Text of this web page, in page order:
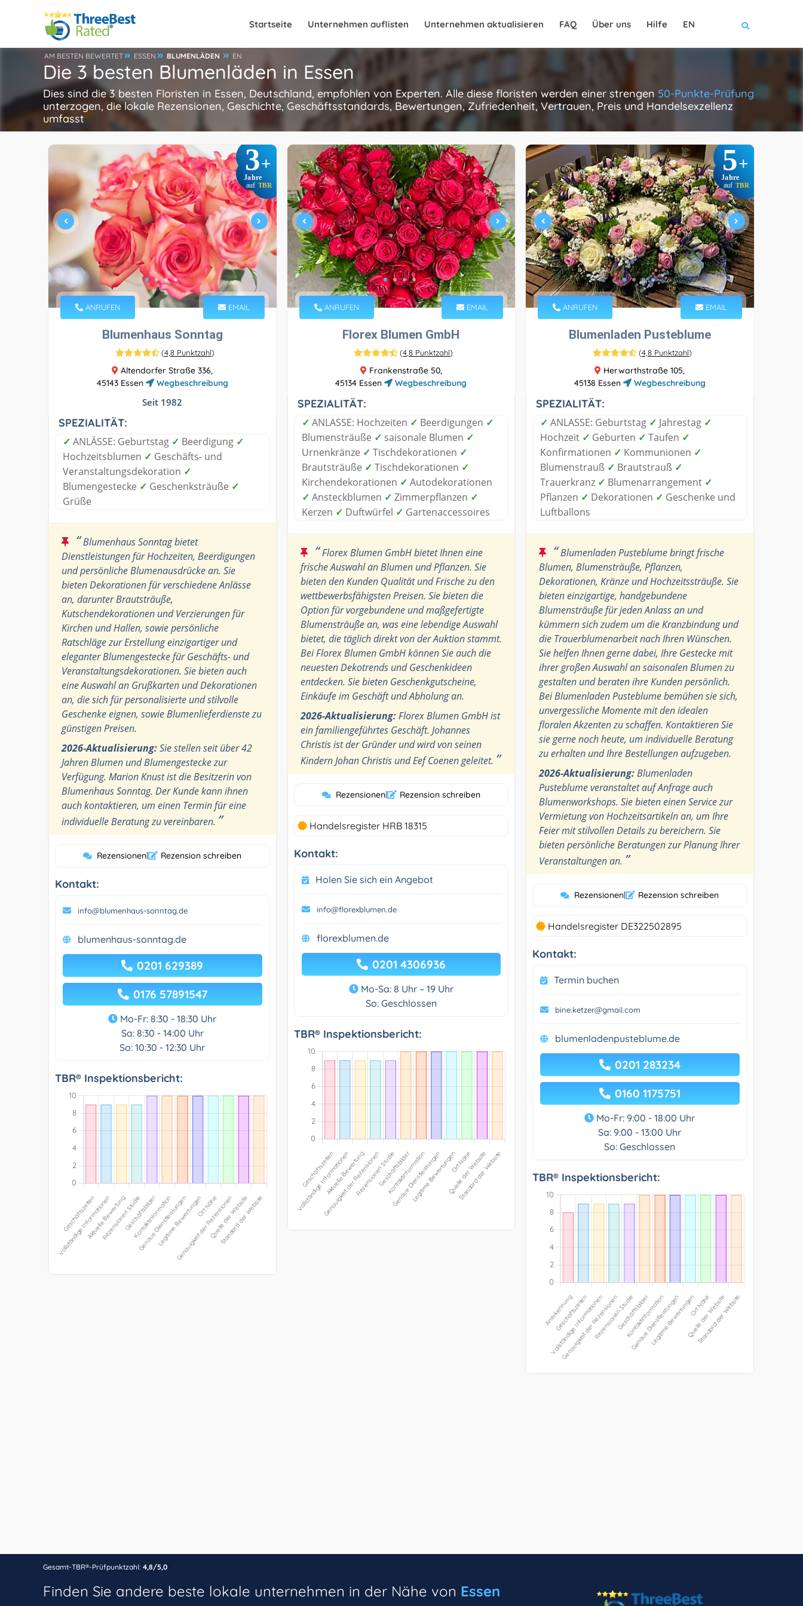
Startseite Unternehmen auflisten Unternehmen aktualisieren FAQ Über uns Hilfe EN
AM BESTEN BEWERTET ESSEN BLUMENLÄDEN EN
Die 3 besten Blumenläden in Essen
Dies sind die 3 besten Floristen in Essen, Deutschland, empfohlen von Experten. Alle diese floristen werden einer strengen 50-Punkte-Prüfung
unterzogen, die lokale Rezensionen, Geschichte, Geschäftsstandards, Bewertungen, Zufriedenheit, Vertrauen, Preis und Handelsexzellenz
umfasst
3+
Jahre
auf TBR
ANRUFEN EMAIL
Blumenhaus Sonntag
(4,8 Punktzahl)
Altendorfer Straße 336,
45143 Essen
Wegbeschreibung
Seit 1982
SPEZIALITÄT:
✓ ANLÄSSE: Geburtstag ✓ Beerdigung ✓
Hochzeitsblumen ✓ Geschäfts- und
Veranstaltungsdekoration ✓
Blumengestecke ✓ Geschenksträuße ✓
Grüße
“Blumenhaus Sonntag bietet
Dienstleistungen für Hochzeiten, Beerdigungen
und persönliche Blumenausdrücke an. Sie
bieten Dekorationen für verschiedene Anlässe
an, darunter Brautsträuße,
Kutschendekorationen und Verzierungen für
Kirchen und Hallen, sowie persönliche
Ratschläge zur Erstellung einzigartiger und
eleganter Blumengestecke für Geschäfts- und
Veranstaltungsdekorationen. Sie bieten auch
eine Auswahl an Grußkarten und Dekorationen
an, die sich für personalisierte und stilvolle
Geschenke eignen, sowie Blumenlieferdienste zu
günstigen Preisen.
2026-Aktualisierung:Sie stellen seit über 42
Jahren Blumen und Blumengestecke zur
Verfügung. Marion Knust ist die Besitzerin von
Blumenhaus Sonntag. Der Kunde kann ihnen
auch kontaktieren, um einen Termin für eine
individuelle Beratung zu vereinbaren. ”
Rezensionen| Rezension schreiben
Kontakt:
info@blumenhaus-sonntag.de
blumenhaus-sonntag.de
0201 629389
0176 57891547
Mo-Fr: 8:30 - 18:30 Uhr
Sa: 8:30 - 14:00 Uhr
So: 10:30 - 12:30 Uhr
TBR® Inspektionsbericht:
ANRUFEN EMAIL
Florex Blumen GmbH
(4,8 Punktzahl)
Frankenstraße 50,
45134 Essen
Wegbeschreibung
SPEZIALITÄT:
✓ ANLASSE: Hochzeiten ✓ Beerdigungen ✓
Blumensträuße ✓ saisonale Blumen ✓
Urnenkränze ✓ Tischdekorationen ✓
Brautsträuße ✓ Tischdekorationen ✓
Kirchendekorationen ✓ Autodekorationen
✓ Ansteckblumen ✓ Zimmerpflanzen ✓
Kerzen ✓ Duftwürfel ✓ Gartenaccessoires
“Florex Blumen GmbH bietet Ihnen eine
frische Auswahl an Blumen und Pflanzen. Sie
bieten den Kunden Qualität und Frische zu den
wettbewerbsfähigsten Preisen. Sie bieten die
Option für vorgebundene und maßgefertigte
Blumensträuße an, was eine lebendige Auswahl
bietet, die täglich direkt von der Auktion stammt.
Bei Florex Blumen GmbH können Sie auch die
neuesten Dekotrends und Geschenkideen
entdecken. Sie bieten Geschenkgutscheine,
Einkäufe im Geschäft und Abholung an.
2026-Aktualisierung:Florex Blumen GmbH ist
ein familiengeführtes Geschäft. Johannes
Christis ist der Gründer und wird von seinen
Kindern Johan Christis und Eef Coenen geleitet. ”
Rezensionen| Rezension schreiben
Handelsregister HRB 18315
Kontakt:
Holen Sie sich ein Angebot
info@florexblumen.de
florexblumen.de
0201 4306936
Mo-Sa: 8 Uhr – 19 Uhr
So: Geschlossen
TBR® Inspektionsbericht:
5+
Jahre
auf TBR
ANRUFEN EMAIL
Blumenladen Pusteblume
(4,8 Punktzahl)
Herwarthstraße 105,
45138 Essen
Wegbeschreibung
SPEZIALITÄT:
✓ ANLASSE: Geburtstag ✓ Jahrestag ✓
Hochzeit ✓ Geburten ✓ Taufen ✓
Konfirmationen ✓ Kommunionen ✓
Blumenstrauß ✓ Brautstrauß ✓
Trauerkranz ✓ Blumenarrangement ✓
Pflanzen ✓ Dekorationen ✓ Geschenke und
Luftballons
“Blumenladen Pusteblume bringt frische
Blumen, Blumensträuße, Pflanzen,
Dekorationen, Kränze und Hochzeitssträuße. Sie
bieten einzigartige, handgebundene
Blumensträuße für jeden Anlass an und
kümmern sich zudem um die Kranzbindung und
die Trauerblumenarbeit nach Ihren Wünschen.
Sie helfen Ihnen gerne dabei, Ihre Gestecke mit
ihrer großen Auswahl an saisonalen Blumen zu
gestalten und beraten ihre Kunden persönlich.
Bei Blumenladen Pusteblume bemühen sie sich,
unvergessliche Momente mit den idealen
floralen Akzenten zu schaffen. Kontaktieren Sie
sie gerne noch heute, um individuelle Beratung
zu erhalten und Ihre Bestellungen aufzugeben.
2026-Aktualisierung:Blumenladen
Pusteblume veranstaltet auf Anfrage auch
Blumenworkshops. Sie bieten einen Service zur
Vermietung von Hochzeitsartikeln an, um Ihre
Feier mit stilvollen Details zu bereichern. Sie
bieten persönliche Beratungen zur Planung Ihrer
Veranstaltungen an. ”
Rezensionen| Rezension schreiben
Handelsregister DE322502895
Kontakt:
Termin buchen
bine.ketzer@gmail.com
blumenladenpusteblume.de
0201 283234
0160 1175751
Mo-Fr: 9:00 - 18:00 Uhr
Sa: 9:00 - 13:00 Uhr
So: Geschlossen
TBR® Inspektionsbericht:
Gesamt-TBR®-Prüfpunktzahl: 4,8/5,0
Finden Sie andere beste lokale unternehmen in der Nähe von Essen